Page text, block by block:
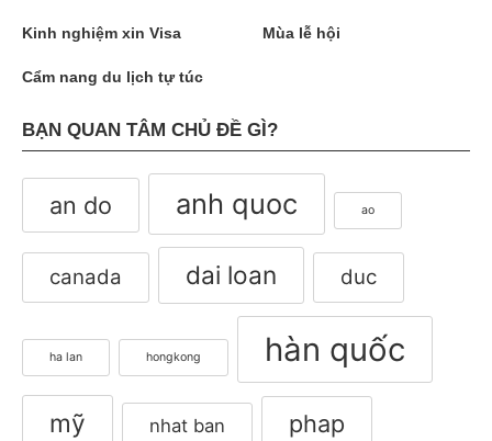
Kinh nghiệm xin Visa Mùa lễ hội
Cẩm nang du lịch tự túc
BẠN QUAN TÂM CHỦ ĐỀ GÌ?
an do anh quoc ao
canada dai loan duc
ha lan hongkong hàn quốc
mỹ nhat ban phap